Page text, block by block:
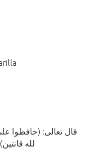
قال تعالى: (حافظوا
لله قانتين)